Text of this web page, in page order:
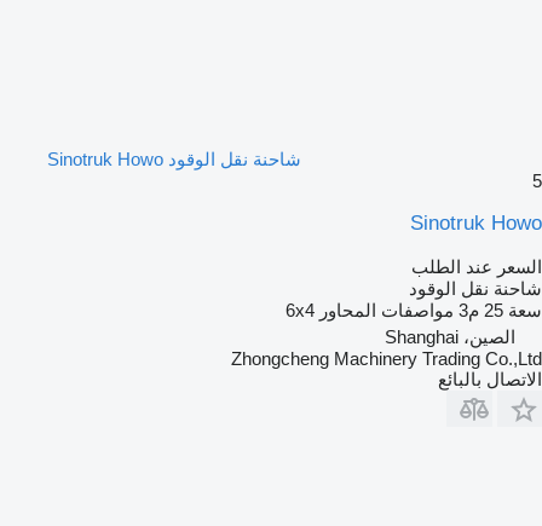
شاحنة نقل الوقود Sinotruk Howo
5
Sinotruk Howo
السعر عند الطلب
شاحنة نقل الوقود
سعة 25 م3 مواصفات المحاور 6x4
الصين، Shanghai
Zhongcheng Machinery Trading Co.,Ltd
الاتصال بالبائع